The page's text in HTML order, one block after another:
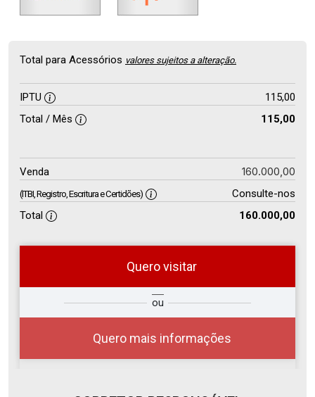
Total para Acessórios valores sujeitos a alteração.
IPTU
115,00
Total / Mês
115,00
Venda 160.000,00
(ITBI, Registro, Escritura e Certidões)
Consulte-nos
Total
160.000,00
Quero visitar
ou
Quero mais informações
Qual o melhor dia e horário para
você?